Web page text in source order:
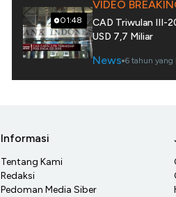
01:48
VIDEO
CAD Triwulan III-
USD 7,7 Miliar
News 6 tahun yang
Informasi
Tentang Kami
Redaksi
Pedoman Media Siber